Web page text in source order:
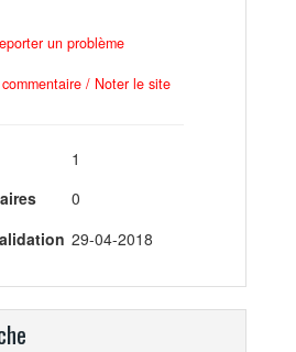
un problème
/ Noter le site
1
0
29-04-2018